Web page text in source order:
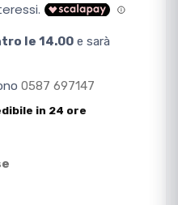
le 14.00 e sarà
0587 697147
in 24 ore